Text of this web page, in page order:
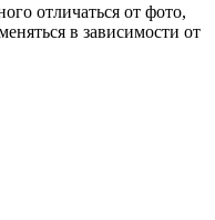
отличаться от фото,
в зависимости от